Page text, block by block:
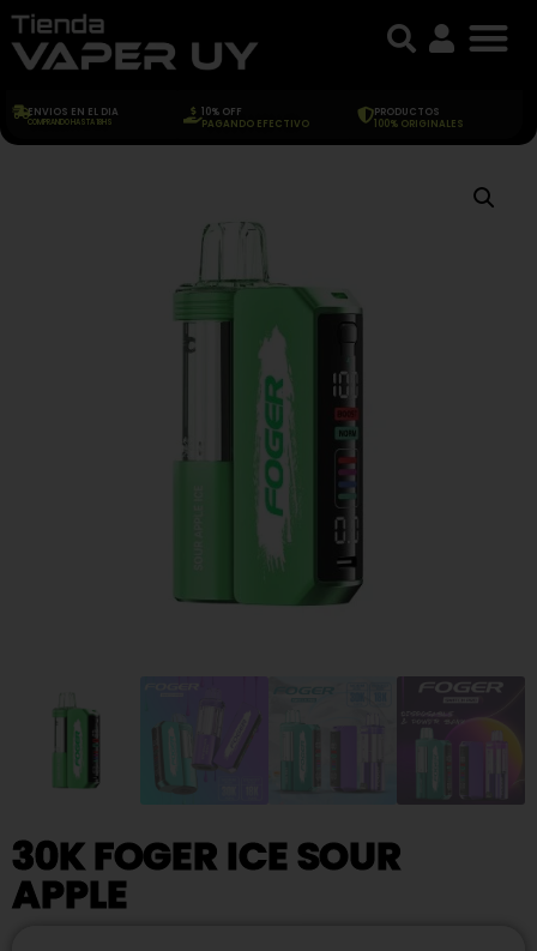
ENVIOS EN EL DIA
COMPRANDO HASTA 18HS
10% OFF
PAGANDO EFECTIVO
PRODUCTOS
100% ORIGINALES
30K FOGER ICE SOUR
APPLE